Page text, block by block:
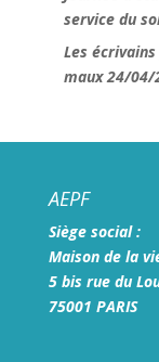
service du
Les
maux 24/04/
AEPF
Siège social :
Maison de la
5 bis rue du
75001 PARIS